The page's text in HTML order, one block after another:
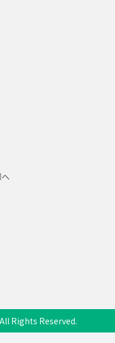
Rights Reserved.